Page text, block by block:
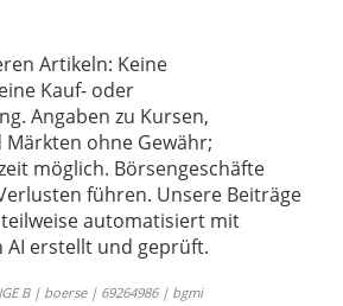
Artikeln: Keine
Kauf- oder
Angaben zu Kursen,
ohne Gewähr;
möglich. Börsengeschäfte
führen. Unsere Beiträge
automatisiert mit
erstellt und geprüft.
B | boerse | 69264986 | bgmi